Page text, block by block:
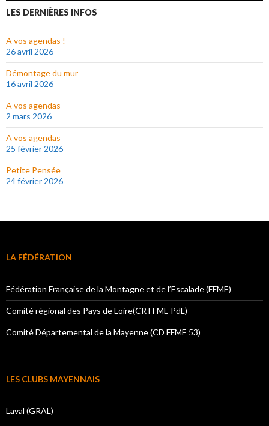
LES DERNIÈRES INFOS
A vos agendas !
26 avril 2026
Démontage du mur
16 avril 2026
A vos agendas
2 mars 2026
A vos agendas
25 février 2026
Petite Pensée
24 février 2026
LA FÉDÉRATION
Fédération Française de la Montagne et de l’Escalade (FFME)
Comité régional des Pays de Loire(CR FFME PdL)
Comité Départemental de la Mayenne (CD FFME 53)
LES CLUBS MAYENNAIS
Laval (GRAL)